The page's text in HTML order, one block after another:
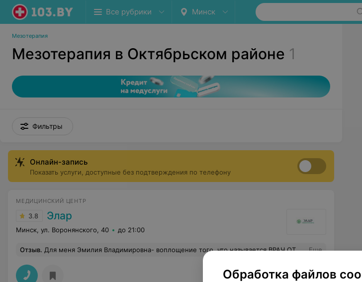
Все рубрики Минск
Мезотерапия
Мезотерапия в Октябрьском районе 1
Фильтры
Онлайн-запись
Показать услуги, доступные без подтверждения по телефону
МЕДИЦИНСКИЙ ЦЕНТР
3.8 Элар
Минск, ул. Воронянского, 40 до 21:00
Отзыв. Для меня Эмилия Владимировна- воплощение того, что называется ВРАЧ ОТ БОГА. Это когда человек не просто знает и любит свою профессию, но и постоянно поднимает свой уровень, в курсе всего нового, что происходит в медицине. Огромное спасибо врачу, а также всему персоналу центра за качественное обслуживание и комфортную обстановку. Еще
Обработка файлов